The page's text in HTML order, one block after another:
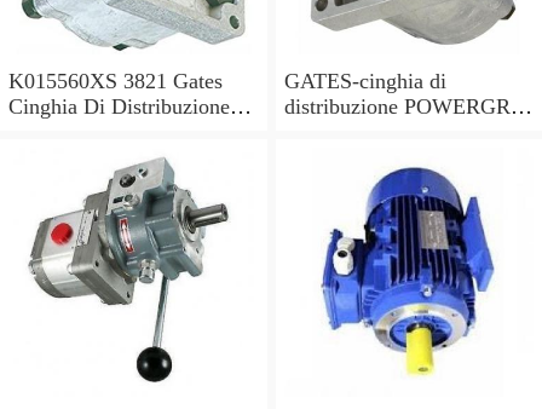
K015560XS 3821 Gates
Cinghia Di Distribuzione
GATES-cinghia di
distribuzione POWERGRIP